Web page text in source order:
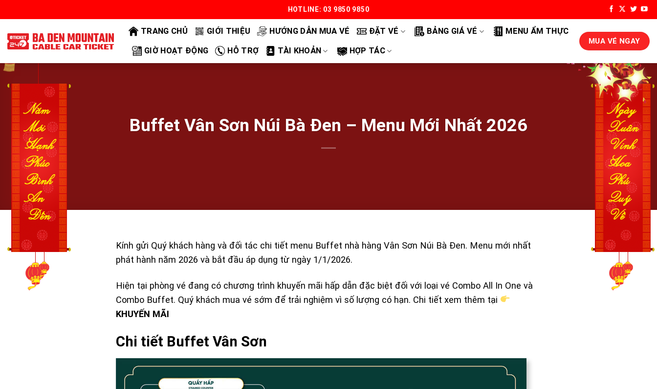
qua
nội
dung
HOTLINE: 03 9850 9850
TRANG CHỦ GIỚI THIỆU HƯỚNG DẪN MUA VÉ ĐẶT VÉ BẢNG GIÁ VÉ MENU ẨM THỰC
GIỜ HOẠT ĐỘNG HỖ TRỢ TÀI KHOẢN HỢP TÁC
MUA VÉ NGAY
Buffet Vân Sơn Núi Bà Đen – Menu Mới Nhất 2026
Kính gửi Quý khách hàng và đối tác chi tiết menu Buffet nhà hàng Vân Sơn Núi Bà Đen. Menu mới nhất
phát hành năm 2026 và bắt đầu áp dụng từ ngày 1/1/2026.
Hiện tại phòng vé đang có chương trình khuyến mãi hấp dẫn đặc biệt đối với loại vé Combo All In One và
Combo Buffet. Quý khách mua vé sớm để trải nghiệm vì số lượng có hạn. Chi tiết xem thêm tại
KHUYẾN MÃI
Chi tiết Buffet Vân Sơn